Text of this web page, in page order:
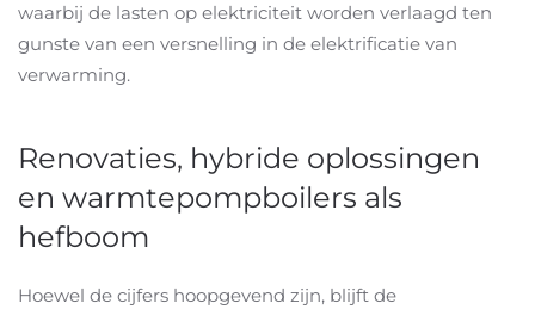
waarbij de lasten op elektriciteit worden verlaagd ten
gunste van een versnelling in de elektrificatie van
verwarming.
Renovaties, hybride oplossingen
en warmtepompboilers als
hefboom
Hoewel de cijfers hoopgevend zijn, blijft de